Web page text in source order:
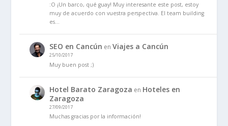
:O ¡Un barco, qué guay! Muy interesante este post, estoy
muy de acuerdo con vuestra perspectiva. El team building
es…
SEO en Cancún enViajes a Cancún
25/10/2017
Muy buen post ;)
Hotel Barato Zaragoza en Hoteles en
Zaragoza
27/09/2017
Muchas gracias por la información!